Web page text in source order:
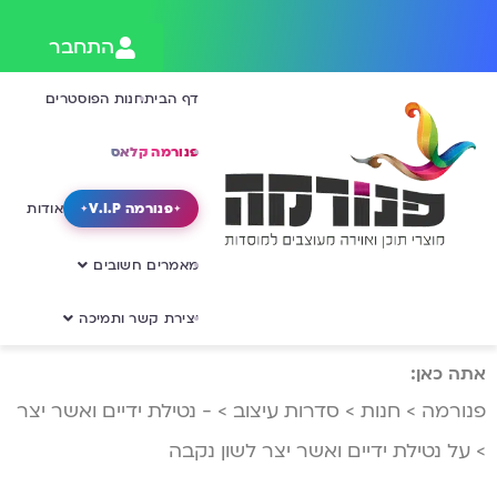
התחבר
דף הביתחנות הפוסטרים
פנורמה קלאס
פנורמה V.I.P אודות
מאמרים חשובים
יצירת קשר ותמיכה
אתה כאן:
פנורמה > חנות > סדרות עיצוב > - נטילת ידיים ואשר יצר
> על נטילת ידיים ואשר יצר לשון נקבה